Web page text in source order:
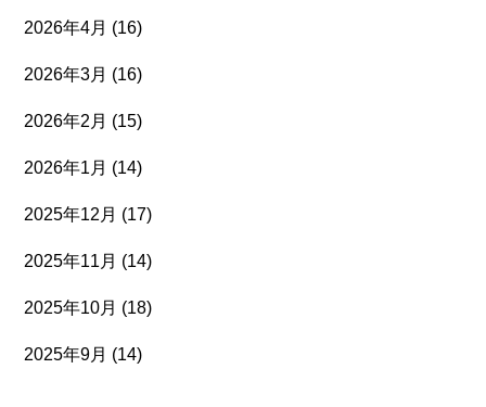
2026年4月 (16)
2026年3月 (16)
2026年2月 (15)
2026年1月 (14)
2025年12月 (17)
2025年11月 (14)
2025年10月 (18)
2025年9月 (14)